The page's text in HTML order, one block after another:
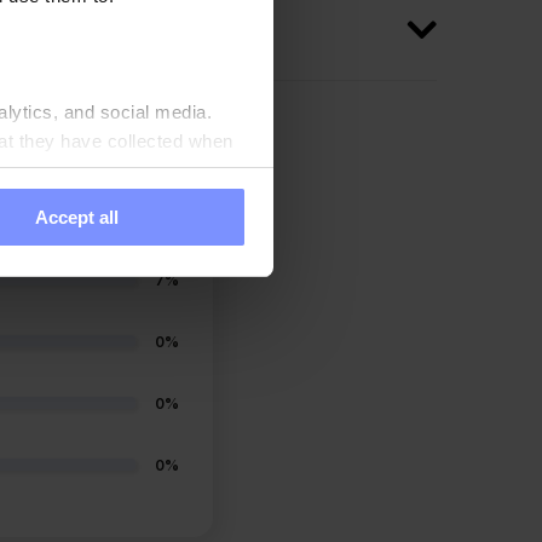
and social media.
they have collected when
Accept all
7%
0%
0%
0%